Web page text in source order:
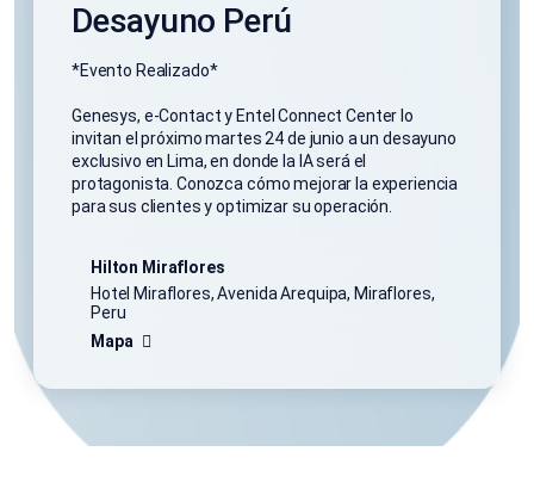
Desayuno Perú
*Evento Realizado*
Genesys, e-Contact y Entel Connect Center lo
invitan el próximo martes 24 de junio a un desayuno
exclusivo en Lima, en donde la IA será el
protagonista. Conozca cómo mejorar la experiencia
para sus clientes y optimizar su operación.
Hilton Miraflores
Hotel Miraflores, Avenida Arequipa, Miraflores,
Peru
Mapa